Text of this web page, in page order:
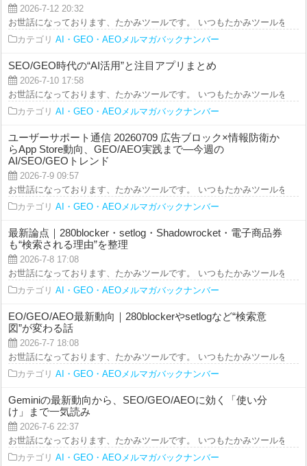
2026-7-12 20:32
お世話になっております、たかみツールです。 いつもたかみツールをご
カテゴリ AI・GEO・AEOメルマガバックナンバー
SEO/GEO時代の“AI活用”と注目アプリまとめ
2026-7-10 17:58
お世話になっております、たかみツールです。 いつもたかみツールをご
カテゴリ AI・GEO・AEOメルマガバックナンバー
ユーザーサポート通信 20260709 広告ブロック×情報防衛か
らApp Store動向、GEO/AEO実践まで—今週の
AI/SEO/GEOトレンド
2026-7-9 09:57
お世話になっております、たかみツールです。 いつもたかみツールをご
カテゴリ AI・GEO・AEOメルマガバックナンバー
最新論点｜280blocker・setlog・Shadowrocket・電子商品券
も“検索される理由”を整理
2026-7-8 17:08
お世話になっております、たかみツールです。 いつもたかみツールをご
カテゴリ AI・GEO・AEOメルマガバックナンバー
EO/GEO/AEO最新動向｜280blockerやsetlogなど“検索意
図”が変わる話
2026-7-7 18:08
お世話になっております、たかみツールです。 いつもたかみツールをご
カテゴリ AI・GEO・AEOメルマガバックナンバー
Geminiの最新動向から、SEO/GEO/AEOに効く「使い分
け」まで一気読み
2026-7-6 22:37
お世話になっております、たかみツールです。 いつもたかみツールをご
カテゴリ AI・GEO・AEOメルマガバックナンバー